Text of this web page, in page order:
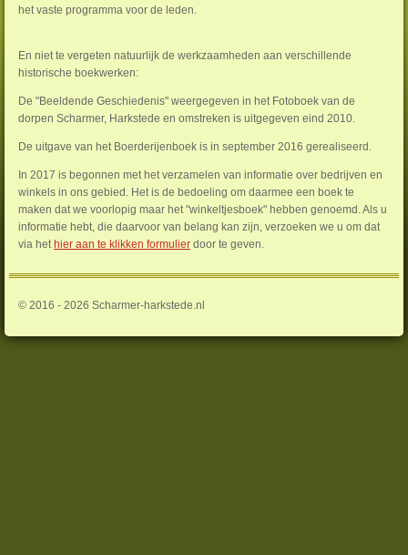
het vaste programma voor de leden.
En niet te vergeten natuurlijk de werkzaamheden aan verschillende
historische boekwerken:
De "Beeldende Geschiedenis" weergegeven in het Fotoboek van de
dorpen Scharmer, Harkstede en omstreken is uitgegeven eind 2010.
De uitgave van het Boerderijenboek is in september 2016 gerealiseerd.
In 2017 is begonnen met het verzamelen van informatie over bedrijven en
winkels in ons gebied. Het is de bedoeling om daarmee een boek te
maken dat we voorlopig maar het "winkeltjesboek" hebben genoemd. Als u
informatie hebt, die daarvoor van belang kan zijn, verzoeken we u om dat
via het hier aan te klikken formulier door te geven.
© 2016 - 2026 Scharmer-harkstede.nl